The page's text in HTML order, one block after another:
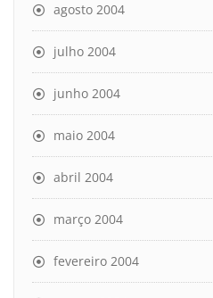
agosto 2004
julho 2004
junho 2004
maio 2004
abril 2004
março 2004
fevereiro 2004